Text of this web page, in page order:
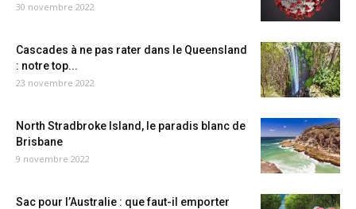
30 novembre 2022
Cascades à ne pas rater dans le Queensland
: notre top...
23 novembre 2022
North Stradbroke Island, le paradis blanc de
Brisbane
9 novembre 2022
Sac pour l’Australie : que faut-il emporter